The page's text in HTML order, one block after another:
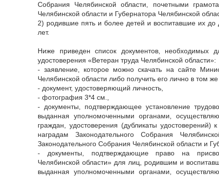
Собрания Челябинской области, почетными
Челябинской области и Губернатора Челябинской
2) родившие пять и более детей и воспитавшие их до
лет.
Ниже приведен список документов, необходимых
удостоверения «Ветеран труда Челябинской области»:
- заявление, которое можно скачать на сайте
Челябинской области либо получить его лично в том
- документ, удостоверяющий личность,
- фотография 3*4 см.,
- документы, подтверждающее установление
выданная уполномоченными органами,
граждан, удостоверения (дубликаты удостоверений)
наградам Законодательного Собрания
Законодательного Собрания Челябинской области и
- документы, подтверждающие право на
Челябинской области» для лиц, родившим и
выданная уполномоченными органами,